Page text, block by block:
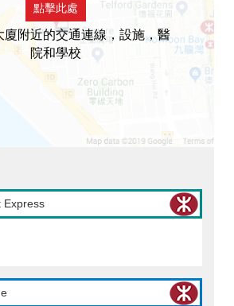
點擊此處
廈附近的交通連線，設施，醫
院和學校
Express